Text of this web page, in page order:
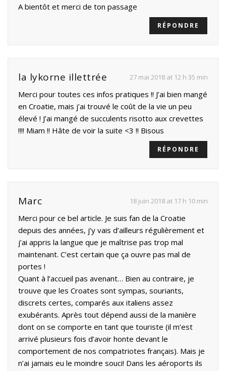
A bientôt et merci de ton passage
RÉPONDRE
la lykorne illettrée 27 mai 2018 at 12 h 35 min
Merci pour toutes ces infos pratiques !! J’ai bien mangé
en Croatie, mais j’ai trouvé le coût de la vie un peu
élevé ! J’ai mangé de succulents risotto aux crevettes
!!!! Miam !! Hâte de voir la suite <3 !! Bisous
RÉPONDRE
Marc 18 juin 2018 at 17 h 10 min
Merci pour ce bel article. Je suis fan de la Croatie
depuis des années, j’y vais d’ailleurs régulièrement et
j’ai appris la langue que je maîtrise pas trop mal
maintenant. C’est certain que ça ouvre pas mal de
portes !
Quant à l’accueil pas avenant… Bien au contraire, je
trouve que les Croates sont sympas, souriants,
discrets certes, comparés aux italiens assez
exubérants. Après tout dépend aussi de la manière
dont on se comporte en tant que touriste (il m’est
arrivé plusieurs fois d’avoir honte devant le
comportement de nos compatriotes français). Mais je
n’ai jamais eu le moindre souci! Dans les aéroports ils